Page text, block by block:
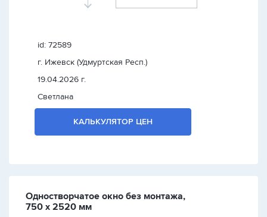
id: 72589
г. Ижевск (Удмуртская Респ.)
19.04.2026 г.
Светлана
КАЛЬКУЛЯТОР ЦЕН
Одностворчатое окно без монтажа,
750 х 2520 мм